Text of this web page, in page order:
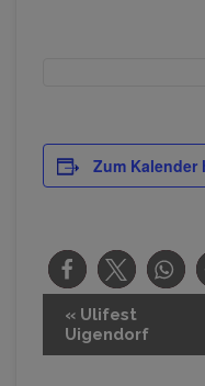
Zum Kalender
«Ulifest
Uigendorf